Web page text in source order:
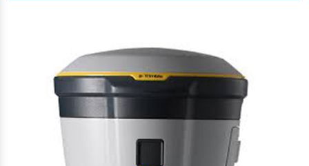
TRIMBLE HÅNDREM TIL TSC5/TSC510/TSC7/TSC710
263,00 kr. ekskl. moms
På lager